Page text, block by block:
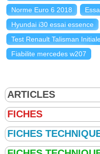
Norme Euro 6 2018
Hyundai i30 essai essence
Test Renault Talisman
Fiabilite mercedes w207